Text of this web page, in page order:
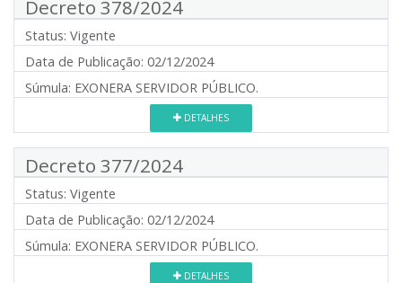
Decreto 378/2024
Status: Vigente
Data de Publicação: 02/12/2024
Súmula: EXONERA SERVIDOR PÚBLICO.
DETALHES
Decreto 377/2024
Status: Vigente
Data de Publicação: 02/12/2024
Súmula: EXONERA SERVIDOR PÚBLICO.
DETALHES